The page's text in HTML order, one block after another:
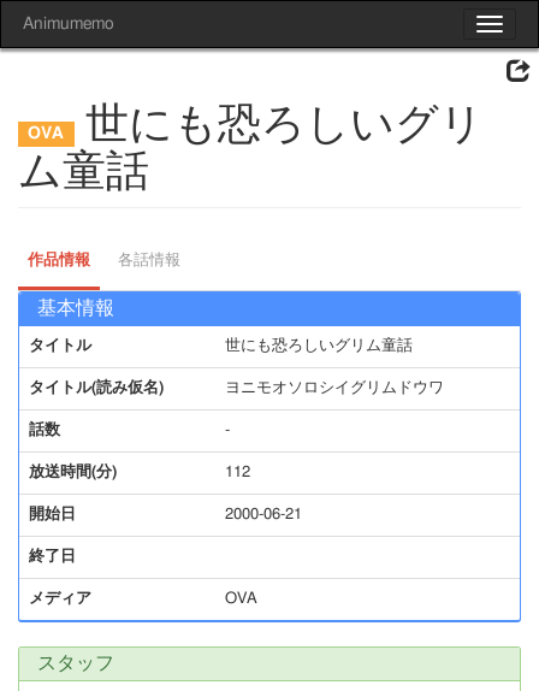
Toggle
Animumemo
世にも恐ろしいグリ
ム童話
作品情報 各話情報
基本情報
タイトル 世にも恐ろしいグリム童話
タイトル(読み仮名) ヨニモオソロシイグリムドウワ
話数 -
放送時間(分) 112
開始日 2000-06-21
終了日
メディア OVA
スタッフ